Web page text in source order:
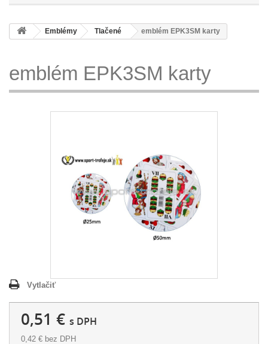
Emblémy Tlačené emblém EPK3SM karty
emblém EPK3SM karty
Vytlačiť
0,51 € s DPH
0,42 € bez DPH